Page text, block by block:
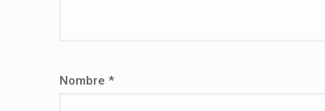
Nombre *